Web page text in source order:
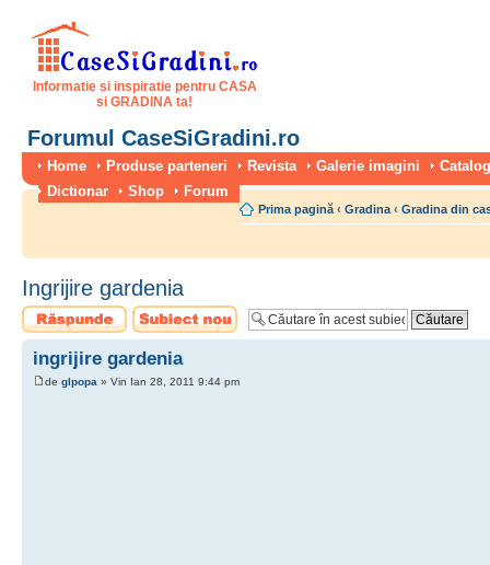
Informatie si inspiratie pentru CASA
si GRADINA ta!
Forumul CaseSiGradini.ro
Home Produse parteneri Revista Galerie imagini
Dictionar
Shop Forum
Prima pagină ‹ Gradina ‹ Gradina din
Ingrijire gardenia
Scrie un răspuns
Scrie un subiect
nou
ingrijire gardenia
de glpopa » Vin Ian 28, 2011 9:44 pm